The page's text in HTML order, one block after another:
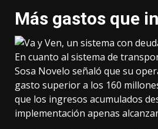
Más gastos que
En cuanto al sistema de
Sosa Novelo señaló que su
gasto superior a los 160
que los ingresos acumulados
implementación apenas